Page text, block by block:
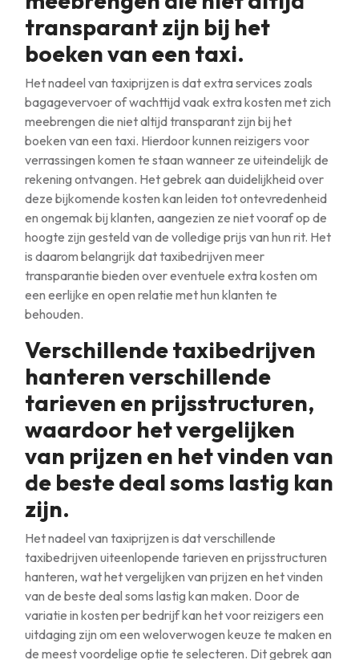
transparant zijn bij het
boeken van een taxi.
Het nadeel van taxiprijzen is dat extra services zoals
bagagevervoer of wachttijd vaak extra kosten met zich
meebrengen die niet altijd transparant zijn bij het
boeken van een taxi. Hierdoor kunnen reizigers voor
verrassingen komen te staan wanneer ze uiteindelijk de
rekening ontvangen. Het gebrek aan duidelijkheid over
deze bijkomende kosten kan leiden tot ontevredenheid
en ongemak bij klanten, aangezien ze niet vooraf op de
hoogte zijn gesteld van de volledige prijs van hun rit. Het
is daarom belangrijk dat taxibedrijven meer
transparantie bieden over eventuele extra kosten om
een eerlijke en open relatie met hun klanten te
behouden.
Verschillende taxibedrijven
hanteren verschillende
tarieven en prijsstructuren,
waardoor het vergelijken
van prijzen en het vinden van
de beste deal soms lastig kan
zijn.
Het nadeel van taxiprijzen is dat verschillende
taxibedrijven uiteenlopende tarieven en prijsstructuren
hanteren, wat het vergelijken van prijzen en het vinden
van de beste deal soms lastig kan maken. Door de
variatie in kosten per bedrijf kan het voor reizigers een
uitdaging zijn om een weloverwogen keuze te maken en
de meest voordelige optie te selecteren. Dit gebrek aan